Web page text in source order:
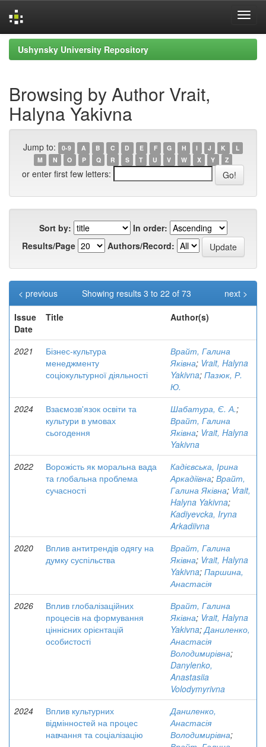
Skip
navigation
Ushynsky University Repository
Browsing by Author Vrait,
Halyna Yakivna
Jump to: 0-9 A B C D E F G H I J K
L
M
N O P Q R S T U V W X Y Z
or enter first few letters:
Sort by:
In order:
Results/Page
Authors/Record:
Showing results 3 to 22 of 73
< previous
next >
Issue
Date
Title Author(s)
2021
Бізнес-культура
менеджменту
соціокультурної діяльності
Врайт, Галина
Яківна; Vrait, Halyna
Yakivna; Пазюк, Р.
Ю.
2024
Взаємозв'язок освіти та
культури в умовах
сьогодення
Шабатура, Є. А.;
Врайт, Галина
Яківна; Vrait, Halyna
Yakivna
2022
Ворожість як моральна вада
та глобальна проблема
сучасності
Кадієвська, Ірина
Аркадіївна; Врайт,
Галина Яківна; Vrait,
Halyna Yakivna;
Kadiyevcka, Iryna
Arkadiivna
2020
Вплив антитрендів одягу на
думку суспільства
Врайт, Галина
Яківна; Vrait, Halyna
Yakivna; Паршина,
Анастасія
2026
Вплив глобалізаційних
процесів на формування
ціннісних орієнтацій
особистості
Врайт, Галина
Яківна; Vrait, Halyna
Yakivna;Даниленко,
Анастасія
Володимирівна;
Danylenko,
Anastasiia
Volodymyrivna
2024
Вплив культурних
відмінностей на процес
навчання та соціалізацію
Даниленко,
Анастасія
Володимирівна;